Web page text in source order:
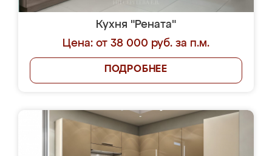
Кухня "Рената"
Цена: от 38 000 руб. за п.м.
ПОДРОБНЕЕ